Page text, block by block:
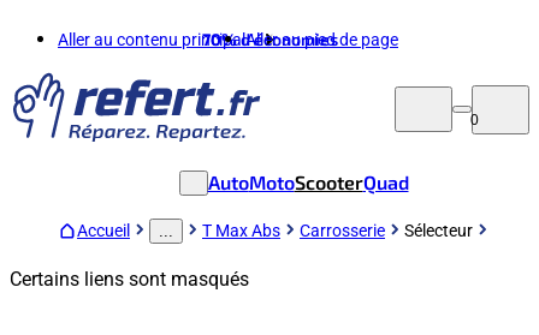
Aller au contenu principalAller au pied de page
70%d'économies
0
AutoMotoScooterQuad
Accueil T Max Abs Carrosserie Sélecteur
Certains liens sont masqués